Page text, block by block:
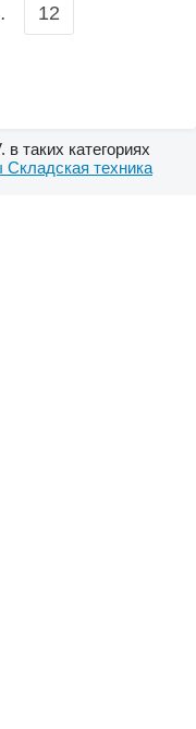
12
таких категориях
Складская техника